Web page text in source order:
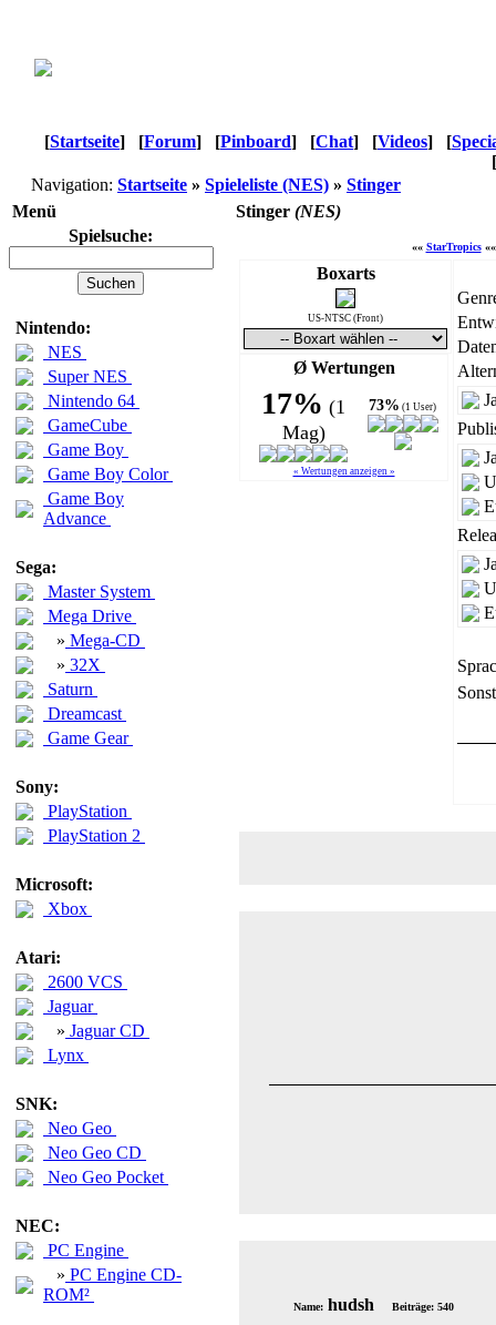
[Startseite] [Forum] [Pinboard] [Chat] [Videos] [
[
Navigation: Startseite » Spieleliste (NES) » Stinger
Menü
Stinger (NES)
Spielsuche:
Nintendo:
NES
Super NES
Nintendo 64
GameCube
Game Boy
Game Boy Color
Game Boy
Advance
Sega:
Master System
Mega Drive
» Mega-CD
» 32X
Saturn
Dreamcast
Game Gear
Sony:
PlayStation
PlayStation 2
Microsoft:
Xbox
Atari:
2600 VCS
Jaguar
» Jaguar CD
Lynx
SNK:
Neo Geo
Neo Geo CD
Neo Geo Pocket
NEC:
PC Engine
» PC Engine CD-
ROM²
«« StarTropics
Boxarts
US-NTSC (Front)
Ø Wertungen
17% (1
Mag)
73% (1 User)
« Wertungen anzeigen »
Name: hudsh Beiträge: 540